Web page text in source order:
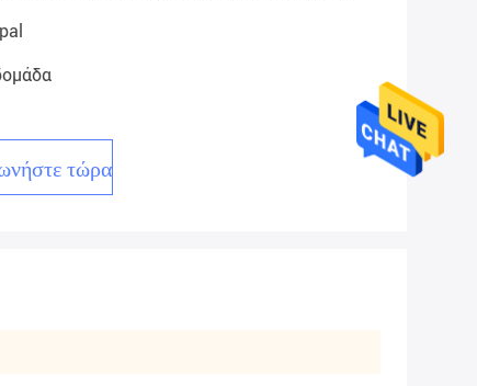
τώρα